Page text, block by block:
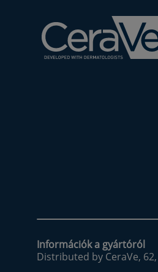
Információk a gyártóról
Distributed by CeraVe, 62,